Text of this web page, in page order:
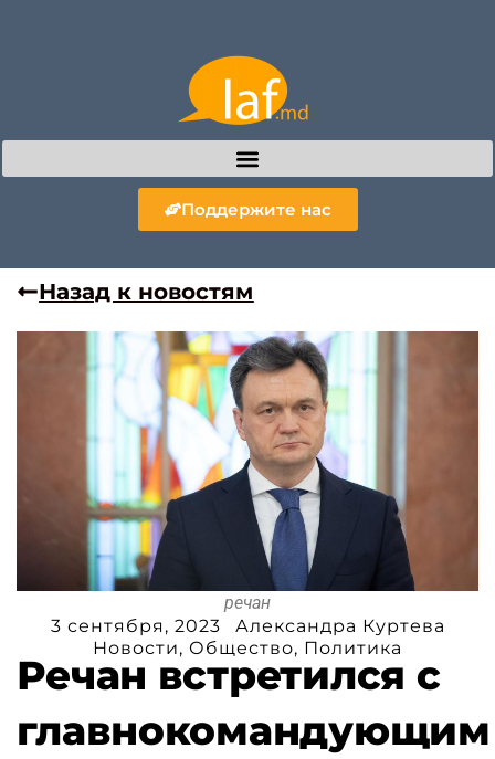
Поддержите нас
Назад к новостям
речан
3 сентября, 2023
Александра Куртева
Новости, Общество, Политика
Речан встретился с
главнокомандующим